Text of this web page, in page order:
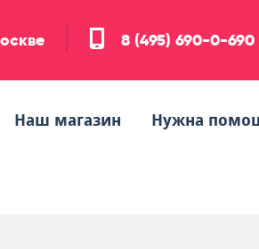
8 (495) 690-0-690
Наш магазин Нужна